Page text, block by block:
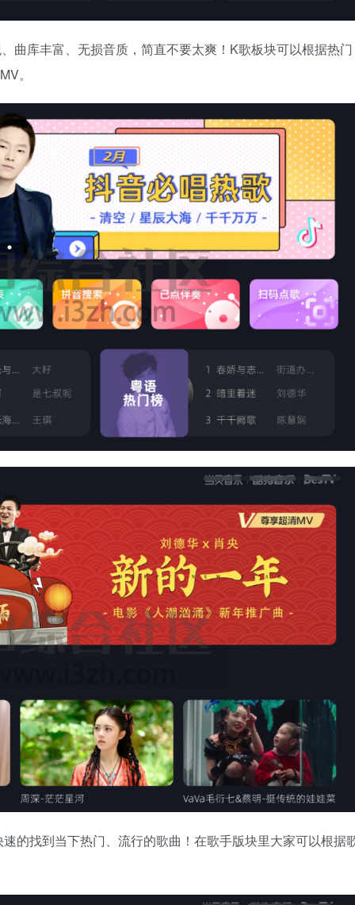
曲库丰富、无损音质，简直不要太爽！K歌板块可以根据热门
。
的找到当下热门、流行的歌曲！在歌手版块里大家可以根据